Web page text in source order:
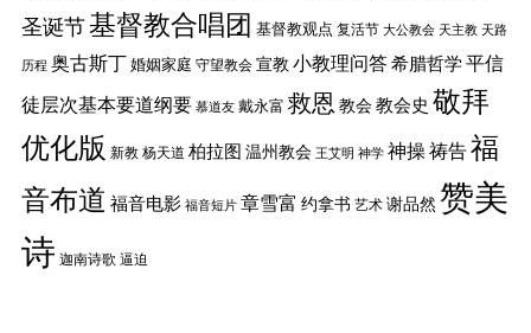
圣诞节基督教合唱团 基督教观点 复活节 大公教会 天主教 天路
历程 奥古斯丁婚姻家庭 守望教会 宣教 小教理问答希腊哲学平信
徒层次基本要道纲要 慕道友 戴永富 救恩 教会教会史 敬拜
优化版 新教 杨天道 柏拉图 温州教会 王艾明 神学 神操祷告福
音布道 福音电影 福音短片 章雪富 约拿书 艺术 谢品然 赞美
诗 迦南诗歌 逼迫